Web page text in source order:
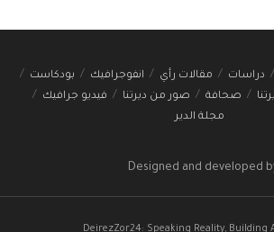
دراسات مقالات رأي انفوجرافيك
بودكاست
صحافة صور من ديرتنا
فيديو جرافيك
مجلة الدير
Designed and developed
DeirezZor24: Speaking Reality, Building